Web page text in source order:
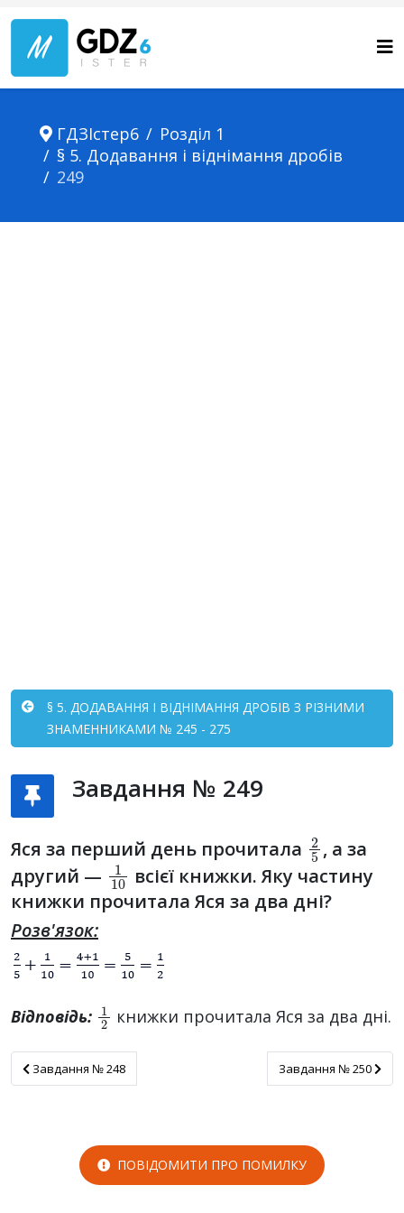
ГДЗІстер6
Розділ 1
§ 5. Додавання і віднімання дробів
249
§ 5. ДОДАВАННЯ І ВІДНІМАННЯ ДРОБІВ З РІЗНИМИ
ЗНАМЕННИКАМИ № 245 - 275
Завдання № 249
Яся за перший день прочитала
2
, а за
другий —
110
всієї книжки. Яку частину
книжки прочитала Яся за два дні?
Розв'язок:
Відповідь: 1 книжки прочитала Яся за два дні.
Завдання № 248
Завдання № 248 Завдання № 250
Завдання № 250
ПОВІДОМИТИ ПРО ПОМИЛКУ